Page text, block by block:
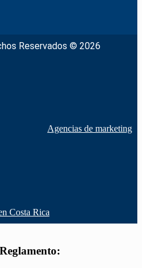
Reservados © 2026
Agencias de marketing
Costa Rica